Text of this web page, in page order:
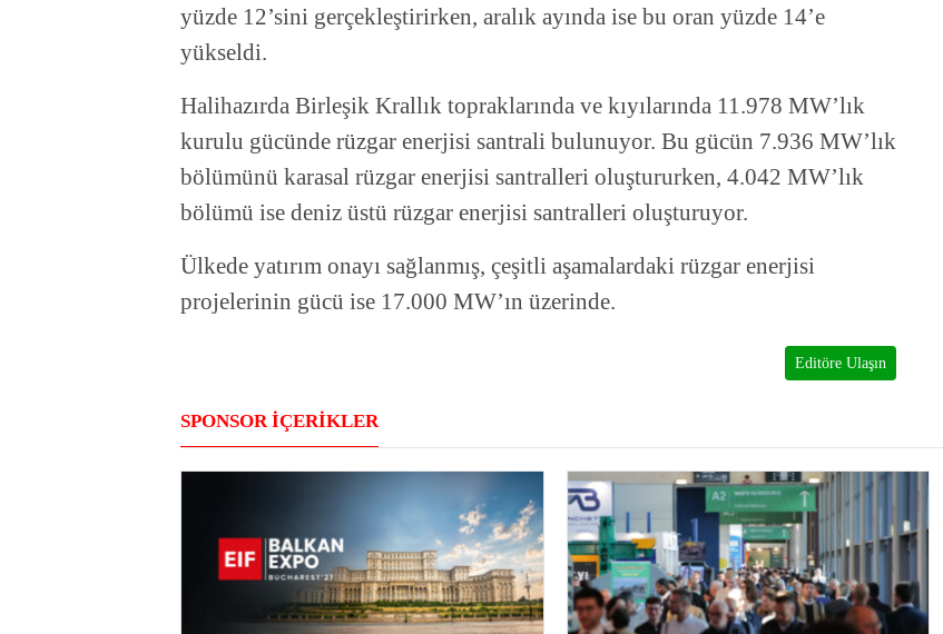
yüzde 12’sini gerçekleştirirken, aralık ayında ise bu oran yüzde 14’e
yükseldi.
Halihazırda Birleşik Krallık topraklarında ve kıyılarında 11.978 MW’lık
kurulu gücünde rüzgar enerjisi santrali bulunuyor. Bu gücün 7.936 MW’lık
bölümünü karasal rüzgar enerjisi santralleri oluştururken, 4.042 MW’lık
bölümü ise deniz üstü rüzgar enerjisi santralleri oluşturuyor.
Ülkede yatırım onayı sağlanmış, çeşitli aşamalardaki rüzgar enerjisi
projelerinin gücü ise 17.000 MW’ın üzerinde.
Editöre Ulaşın
SPONSOR İÇERİKLER